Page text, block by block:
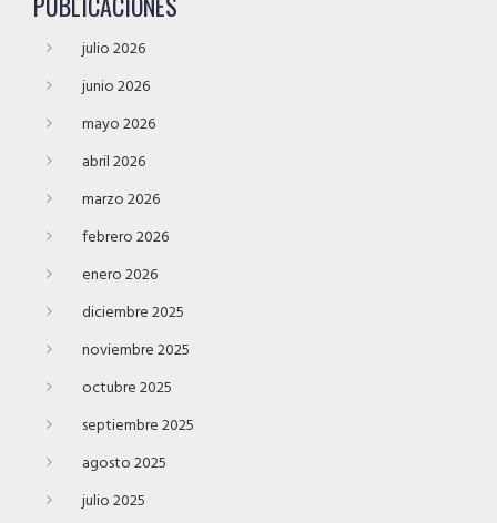
julio 2026
junio 2026
mayo 2026
abril 2026
marzo 2026
febrero 2026
enero 2026
diciembre 2025
noviembre 2025
octubre 2025
septiembre 2025
agosto 2025
julio 2025